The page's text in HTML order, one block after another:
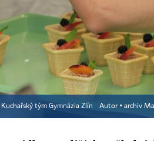
Kuchařský tým Gymnázia Zlín Autor ▪ archiv